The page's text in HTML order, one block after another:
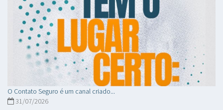
O Contato Seguro é um canal criado...
31/07/2026